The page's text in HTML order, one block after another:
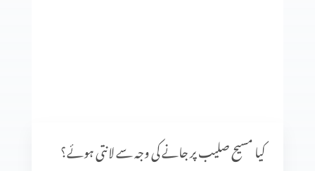
کیا مسیح صلیب پر جانے کی وجہ سے لانتی ہوئے؟